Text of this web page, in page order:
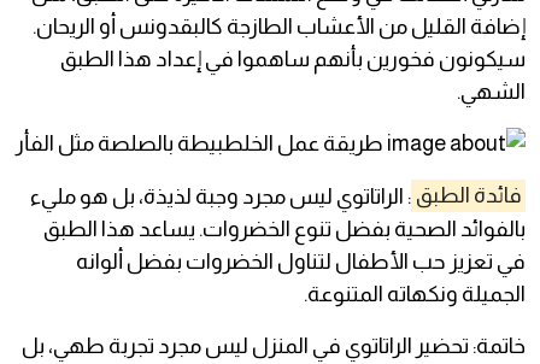
إضافة القليل من الأعشاب الطازجة كالبقدونس أو الريحان.
سيكونون فخورين بأنهم ساهموا في إعداد هذا الطبق
الشهي.
فائدة الطبق : الراتاتوي ليس مجرد وجبة لذيذة، بل هو مليء
بالفوائد الصحية بفضل تنوع الخضروات. يساعد هذا الطبق
في تعزيز حب الأطفال لتناول الخضروات بفضل ألوانه
الجميلة ونكهاته المتنوعة.
خاتمة: تحضير الراتاتوي في المنزل ليس مجرد تجربة طهي، بل